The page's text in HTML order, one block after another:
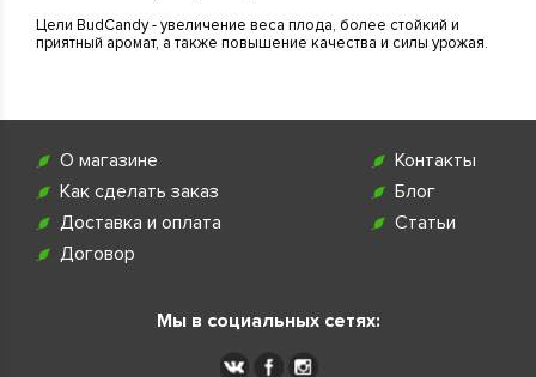
Цели BudCandy - увеличение веса плода, более стойкий и
приятный аромат, а также повышение качества и силы урожая.
О магазине
Как сделать заказ
Доставка и оплата
Договор
Контакты
Блог
Статьи
Мы в социальных сетях: